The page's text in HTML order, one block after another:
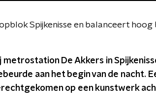
Spijkenisse en balanceert hoog
metrostation De Akkers in
aan het begin van de nacht.
op een kunstwerk